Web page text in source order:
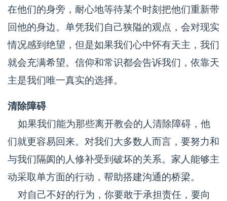
在他们的身旁，耐心地等待某个时刻把他们重新带
回他的身边。单凭我们自己狭隘的观点，会对现实
情况感到绝望，但是如果我们心中怀有天主，我们
就会充满希望。信仰和常识都会告诉我们，依靠天
主是我们唯一真实的选择。
清除障碍
如果我们能为那些离开教会的人清除障碍，他
们就更容易回来。对我们大多数人而言，要努力和
与我们隔阂的人修补受到破坏的关系。家人能够主
动采取单方面的行动，帮助搭建沟通的桥梁。
对自己不好的行为，你要敢于承担责任，要向